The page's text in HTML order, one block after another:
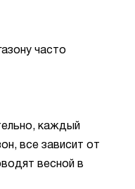
часто
каждый
все зависит от
весной в